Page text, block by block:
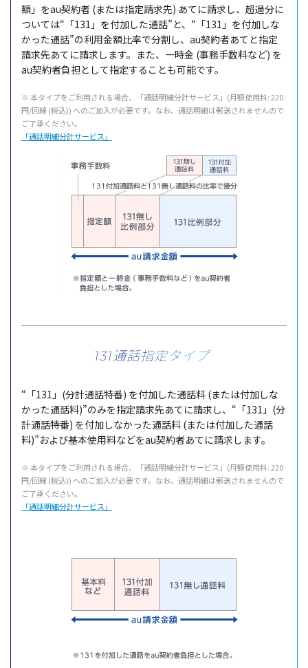
額」をau契約者 (または指定請求先) あてに請求し、超過分に
ついては“「131」を付加した通話”と、“「131」を付加しな
かった通話”の利用金額比率で分割し、au契約者あてと指定
請求先あてに請求します。また、一時金 (事務手数料など) を
au契約者負担として指定することも可能です。
※ 本タイプをご利用される場合、「通話明細分計サービス」(月額使用料: 220
円/回線 (税込)) へのご加入が必要です。なお、通話明細は郵送されませんので
ご了承ください。
「通話明細分計サービス」
131通話指定タイプ
“「131」(分計通話特番) を付加した通話料 (または付加しな
かった通話料)”のみを指定請求先あてに請求し、“「131」(分
計通話特番) を付加しなかった通話料 (または付加した通話
料)”および基本使用料などをau契約者あてに請求します。
※ 本タイプをご利用される場合、「通話明細分計サービス」(月額使用料: 220
円/回線 (税込)) へのご加入が必要です。なお、通話明細は郵送されませんので
ご了承ください。
「通話明細分計サービス」